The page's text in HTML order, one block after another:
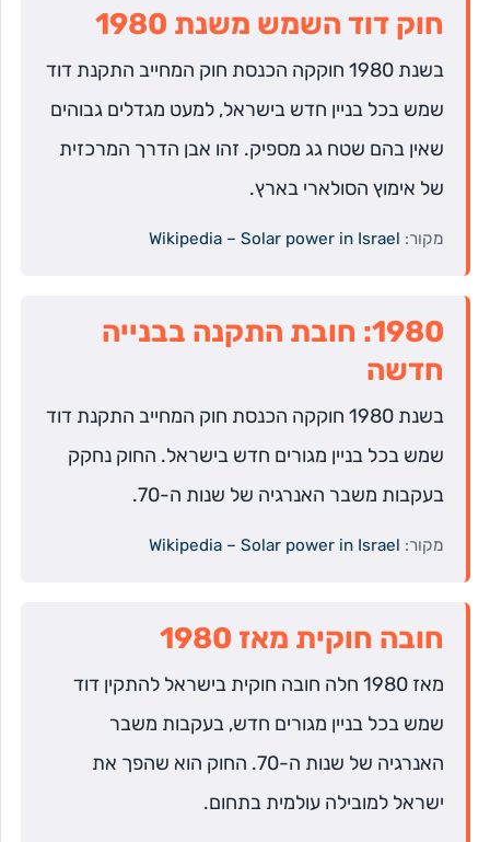
חוק דוד השמש משנת 1980
בשנת 1980 חוקקה הכנסת חוק המחייב התקנת דוד
שמש בכל בניין חדש בישראל, למעט מגדלים גבוהים
שאין בהם שטח גג מספיק. זהו אבן הדרך המרכזית
של אימוץ הסולארי בארץ.
מקור: Wikipedia – Solar power in Israel
1980: חובת התקנה בבנייה
חדשה
בשנת 1980 חוקקה הכנסת חוק המחייב התקנת דוד
שמש בכל בניין מגורים חדש בישראל. החוק נחקק
בעקבות משבר האנרגיה של שנות ה-70.
מקור: Wikipedia – Solar power in Israel
חובה חוקית מאז 1980
מאז 1980 חלה חובה חוקית בישראל להתקין דוד
שמש בכל בניין מגורים חדש, בעקבות משבר
האנרגיה של שנות ה-70. החוק הוא שהפך את
ישראל למובילה עולמית בתחום.